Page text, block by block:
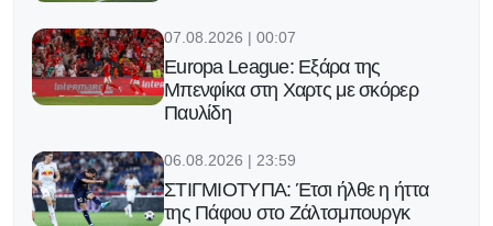
07.08.2026 | 00:07
Europa League: Εξάρα της
Μπενφίκα στη Χαρτς με σκόρερ
Παυλίδη
06.08.2026 | 23:59
ΣΤΙΓΜΙΟΤΥΠΑ: Έτσι ήλθε η ήττα
της Πάφου στο Ζάλτσμπουργκ